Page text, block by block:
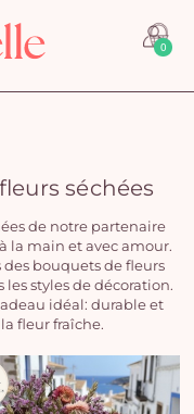
0
séchées
de notre partenaire
la main et avec amour.
des bouquets de fleurs
styles de décoration.
idéal: durable et
fleur fraîche.